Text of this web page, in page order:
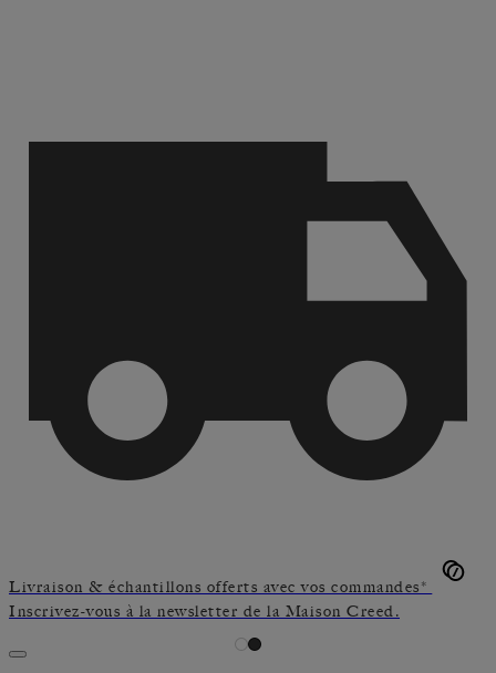
Livraison & échantillons offerts avec vos commandes*
Inscrivez-vous à la newsletter de la Maison Creed.